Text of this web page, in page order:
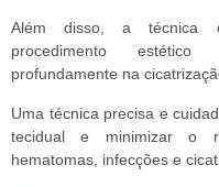
Além disso, a técnica
procedimento
profundamente na
Uma técnica precisa e
tecidual e minimizar o
hematomas, infecções e